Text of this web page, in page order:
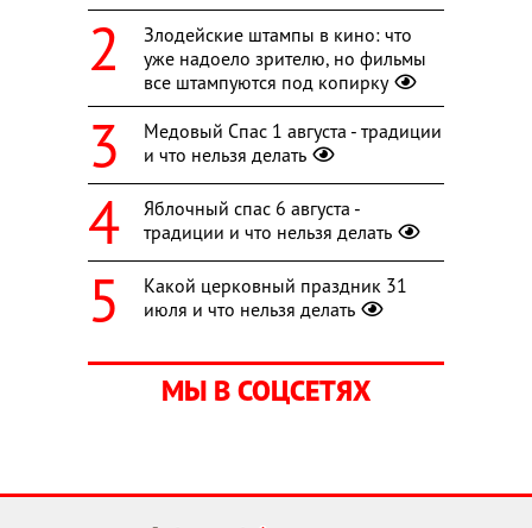
Злодейские штампы в кино: что
уже надоело зрителю, но фильмы
все штампуются под копирку
Медовый Спас 1 августа - традиции
и что нельзя делать
Яблочный спас 6 августа -
традиции и что нельзя делать
Какой церковный праздник 31
июля и что нельзя делать
МЫ В СОЦСЕТЯХ